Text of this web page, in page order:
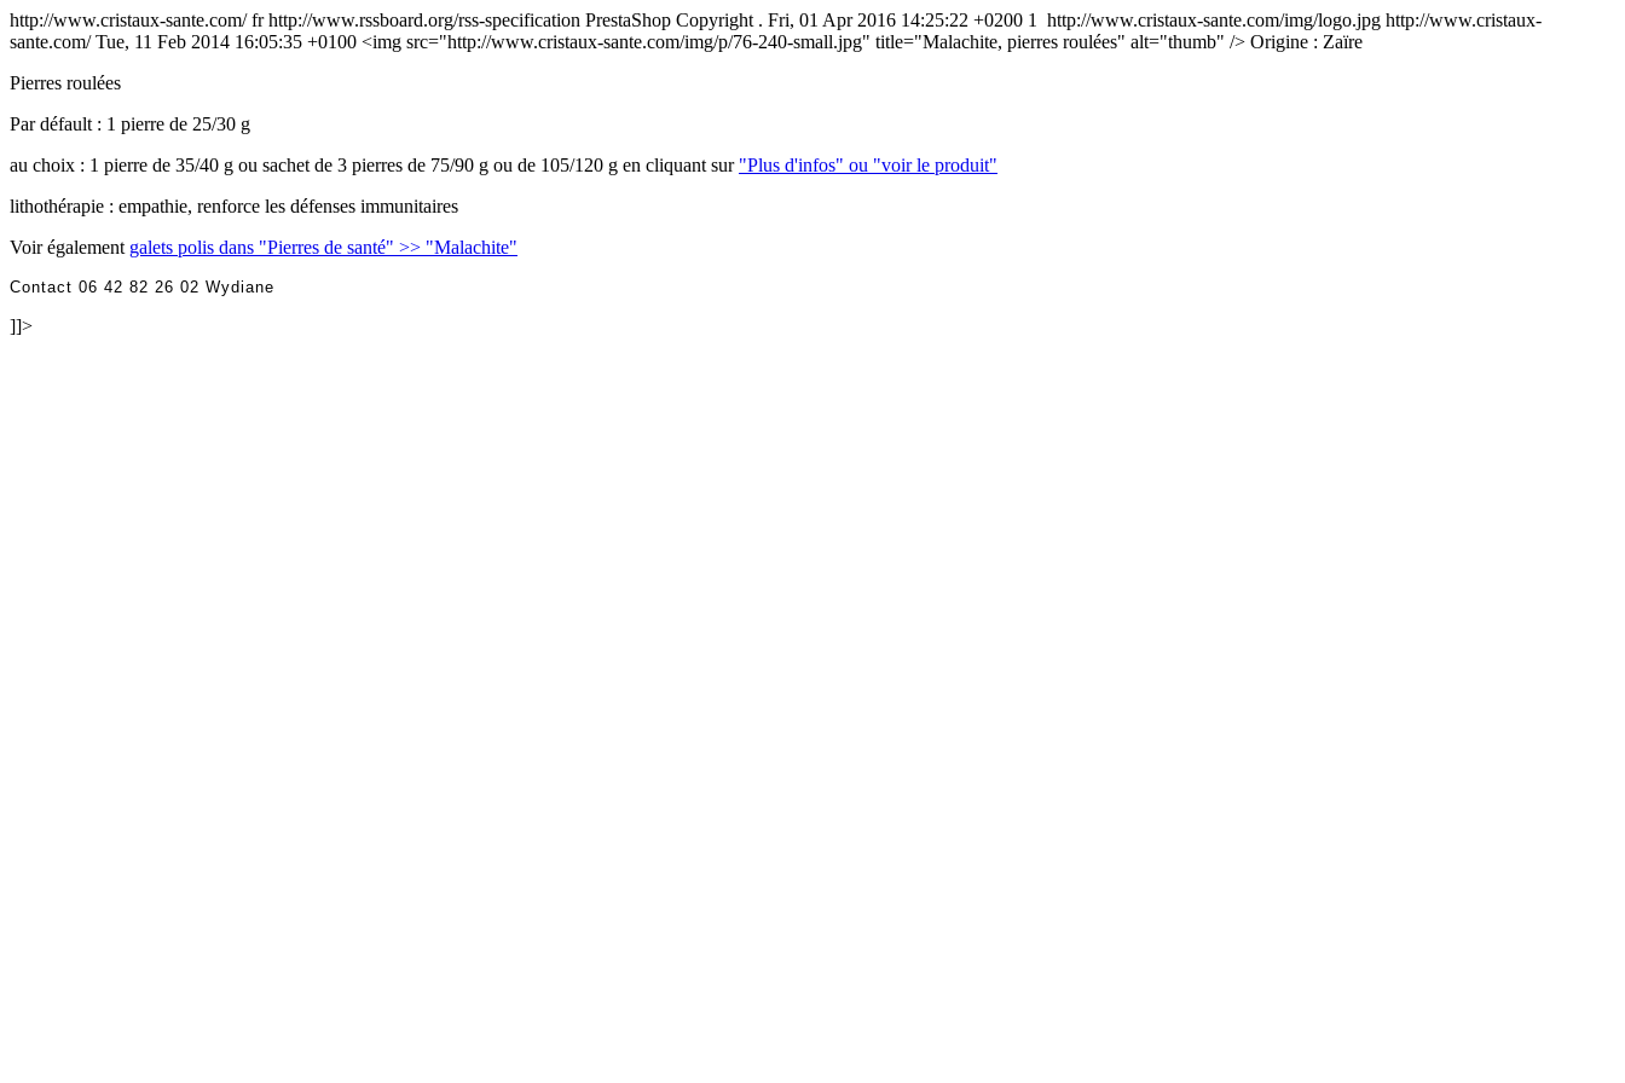
http://www.cristaux-sante.com/fr http://www.rssboard.org/rss-specification PrestaShop Copyright . Fri, 01 Apr 2016 14:25:22 +0200 1 http://www.cristaux-sante.com/img/logo.jpg http://www.cristaux-
sante.com/Tue, 11 Feb 2014 16:05:35 +0100 <img src="http://www.cristaux-sante.com/img/p/76-240-small.jpg" title="Malachite, pierres roulées" alt="thumb" /> Origine : Zaïre
Pierres roulées
Par défault : 1 pierre de 25/30 g
au choix : 1 pierre de 35/40 g ou sachet de 3 pierres de 75/90 g ou de 105/120 g en cliquant sur "Plus d'infos" ou "voir le produit"
lithothérapie : empathie, renforce les défenses immunitaires
Voir également galets polis dans "Pierres de santé" >> "Malachite"
Contact 06 42 82 26 02 Wydiane
]]>